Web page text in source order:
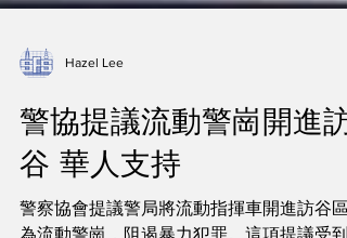
Hazel Lee
警協提議流動警崗開進訪